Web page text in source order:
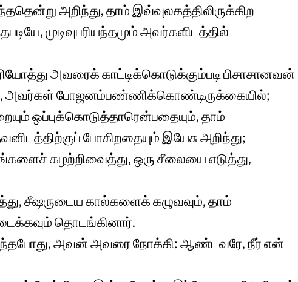
அறிந்து, தாம் இவ்வுலகத்திலிருக்கிற
முடிவுபரியந்தமும் அவர்களிடத்தில்
அவரைக் காட்டிக்கொடுக்கும்படி பிசாசானவன்
அவர்கள் போஜனம்பண்ணிக்கொண்டிருக்கையில்;
ஒப்புக்கொடுத்தாரென்பதையும், தாம்
போகிறதையும் இயேசு அறிந்து;
கழற்றிவைத்து, ஒரு சீலையை எடுத்து,
சீஷருடைய கால்களைக் கழுவவும், தாம்
தொடங்கினார்.
அவன் அவரை நோக்கி: ஆண்டவரே, நீர் என்